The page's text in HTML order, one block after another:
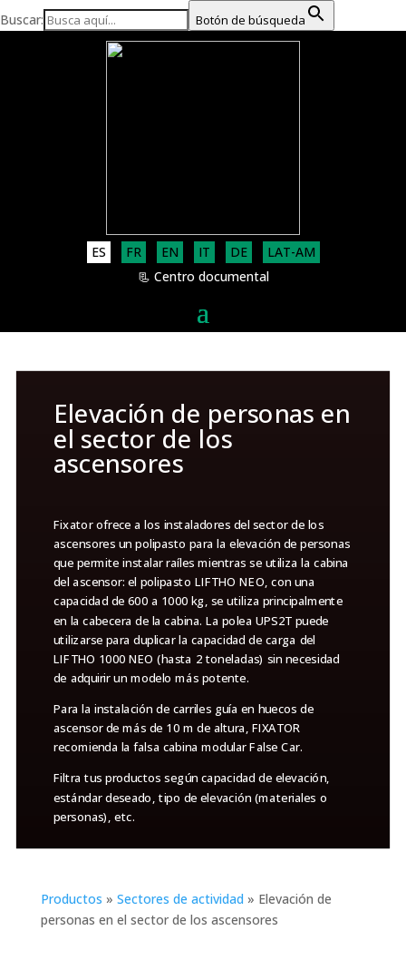
Buscar: Botón de búsqueda
ES FR EN IT DE
LAT-AM
📃 Centro documental
Elevación de personas en
el sector de los
ascensores
Fixator ofrece a los instaladores del sector de los
ascensores un polipasto para la elevación de personas
que permite instalar raíles mientras se utiliza la cabina
del ascensor: el polipasto LIFTHO NEO, con una
capacidad de 600 a 1000 kg, se utiliza principalmente
en la cabecera de la cabina. La polea UPS2T puede
utilizarse para duplicar la capacidad de carga del
LIFTHO 1000 NEO (hasta 2 toneladas) sin necesidad
de adquirir un modelo más potente.
Para la instalación de carriles guía en huecos de
ascensor de más de 10 m de altura, FIXATOR
recomienda la falsa cabina modular False Car.
Filtra tus productos según capacidad de elevación,
estándar deseado, tipo de elevación (materiales o
personas), etc.
Productos » Sectores de actividad » Elevación de
personas en el sector de los ascensores